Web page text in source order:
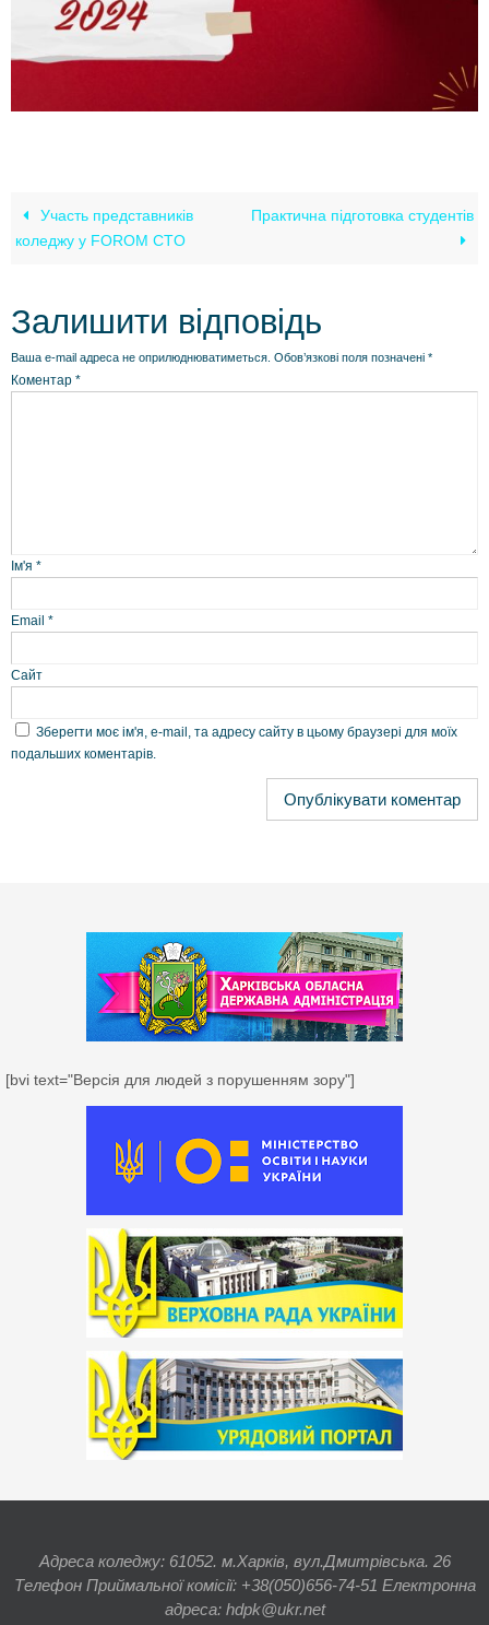
Участь представників
коледжу у FOROM CTO
Практична підготовка студентів
Залишити відповідь
Ваша e-mail адреса не оприлюднюватиметься. Обов’язкові поля позначені *
Коментар *
Ім'я *
Email *
Сайт
Зберегти моє ім'я, e-mail, та адресу сайту в цьому браузері для моїх
подальших коментарів.
[bvi text="Версія для людей з порушенням зору"]
Адреса коледжу: 61052. м.Харків, вул.Дмитрівська. 26
Телефон Приймальної комісії: +38(050)656-74-51 Електронна
адреса: hdpk@ukr.net